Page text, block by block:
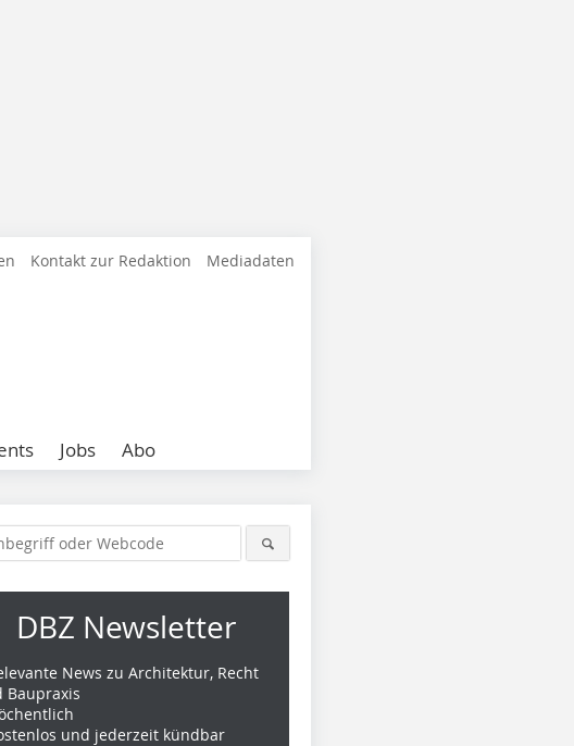
Kontakt zur Redaktion Mediadaten
Jobs Abo
DBZ Newsletter
News zu Architektur, Recht
Baupraxis
und jederzeit kündbar